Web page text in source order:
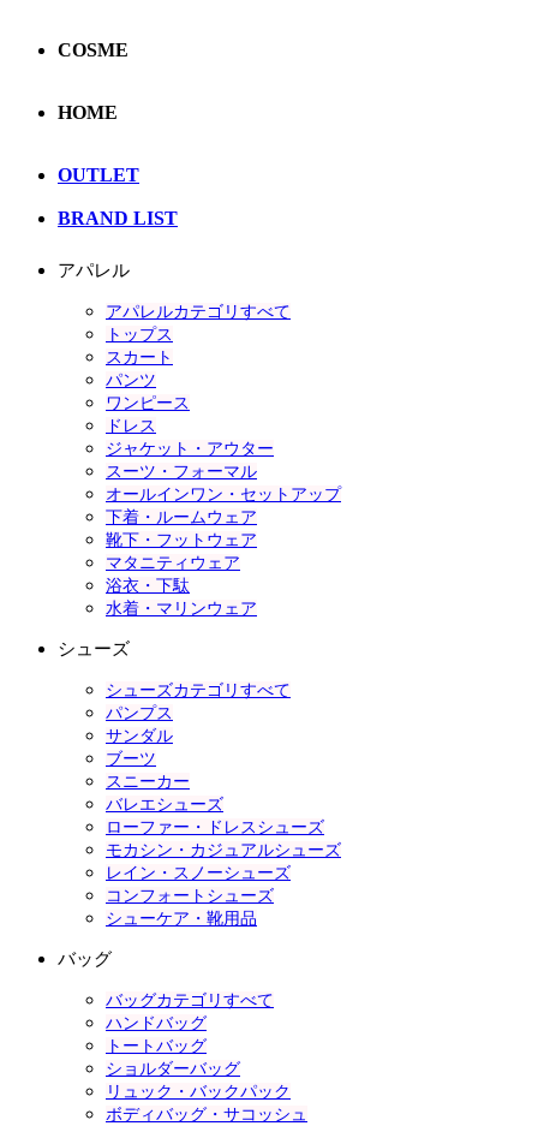
COSME
HOME
OUTLET
BRAND LIST
アパレル
アパレルカテゴリすべて
トップス
スカート
パンツ
ワンピース
ドレス
ジャケット・アウター
スーツ・フォーマル
オールインワン・セットアップ
下着・ルームウェア
靴下・フットウェア
マタニティウェア
浴衣・下駄
水着・マリンウェア
シューズ
シューズカテゴリすべて
パンプス
サンダル
ブーツ
スニーカー
バレエシューズ
ローファー・ドレスシューズ
モカシン・カジュアルシューズ
レイン・スノーシューズ
コンフォートシューズ
シューケア・靴用品
バッグ
バッグカテゴリすべて
ハンドバッグ
トートバッグ
ショルダーバッグ
リュック・バックパック
ボディバッグ・サコッシュ